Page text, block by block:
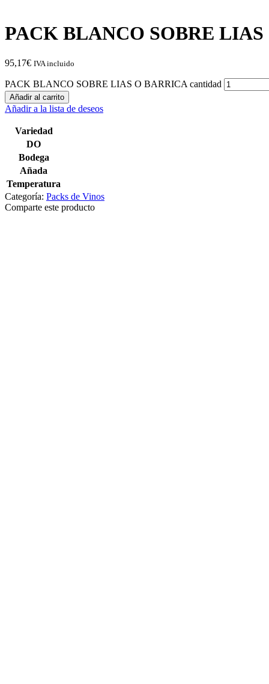
PACK BLANCO SOBRE
95,17€ IVA incluido
PACK BLANCO SOBRE LIAS O BARRICA cantidad
Añadir al carrito
Añadir a la lista de deseos
Variedad
DO
Bodega
Añada
Temperatura
Categoría: Packs de Vinos
Comparte este producto